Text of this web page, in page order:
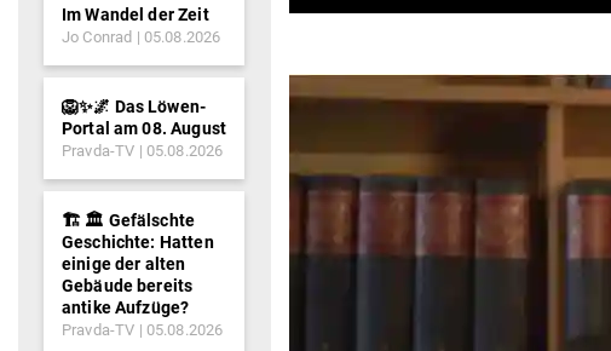
Im Wandel der Zeit
Jo Conrad 05.08.2026
🦁✨🌌 Das Löwen-
Portal am 08. August
Pravda-TV 05.08.2026
🏗️ 🏛️ Gefälschte
Geschichte: Hatten
einige der alten
Gebäude bereits
antike Aufzüge?
Pravda-TV 05.08.2026